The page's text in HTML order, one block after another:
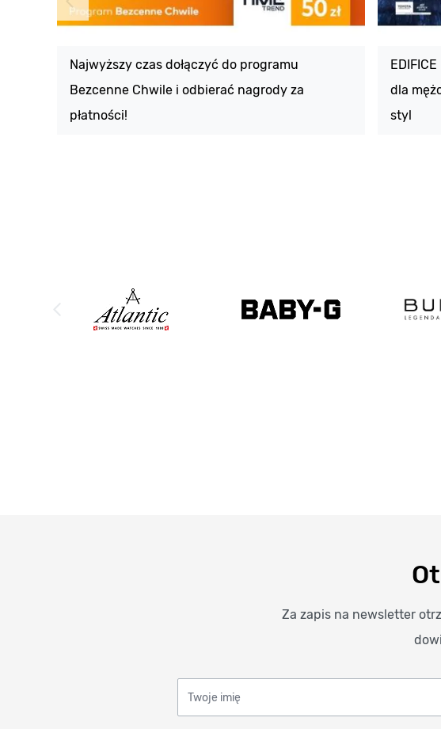
Najwyższy czas dołączyć do programu
Bezcenne Chwile i odbierać nagrody za
płatności!
dla
styl
Za zapis na newsletter